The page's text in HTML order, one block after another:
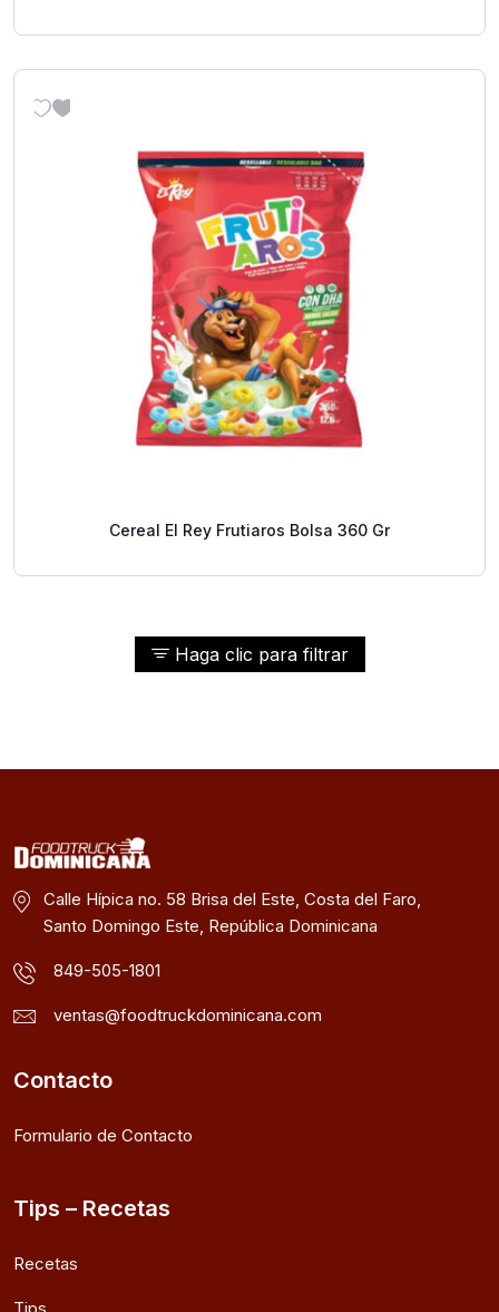
Haga clic para filtrar
Cereal El Rey Frutiaros Bolsa 360 Gr
Calle Hípica no. 58 Brisa del Este, Costa del Faro,
Santo Domingo Este, República Dominicana
849-505-1801
ventas@foodtruckdominicana.com
Contacto
Formulario de Contacto
Tips – Recetas
Recetas
Tips